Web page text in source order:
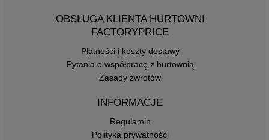
OBSŁUGA KLIENTA HURTOWNI
FACTORYPRICE
Płatności i koszty dostawy
Pytania o współpracę z hurtownią
Zasady zwrotów
INFORMACJE
Regulamin
Polityka prywatności